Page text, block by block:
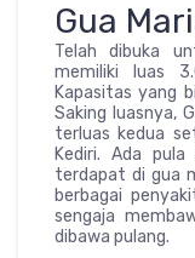
Gua
Telah dibuka
memiliki luas
Kapasitas yang
Saking luasnya,
terluas kedua
Kediri. Ada
terdapat di gua
berbagai
sengaja
dibawa pulang.